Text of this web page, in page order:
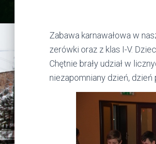
Zabawa karnawałowa w
zerówki oraz z klas I-V.
Chętnie brały udział w
niezapomniany dzień, dzień